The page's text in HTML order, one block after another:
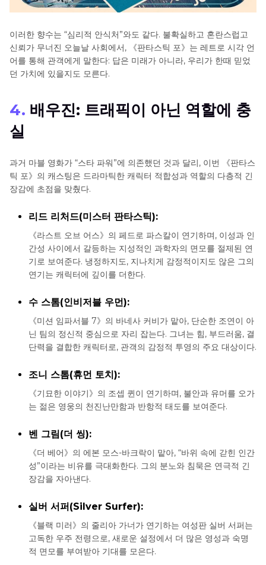
이러한 향수는 “심리적 안식처”와도 같다. 불확실하고 혼란스럽고
신뢰가 무너진 오늘날 사회에서, 《판타스틱 포》는 레트로 시각 언
어를 통해 관객에게 말한다: 답은 미래가 아니라, 우리가 한때 믿었
던 가치에 있을지도 모른다.
4. 배우진: 트래픽이 아닌 역할에 충
실
과거 마블 영화가 “스타 파워”에 의존했던 것과 달리, 이번 《판타스
틱 포》의 캐스팅은 드라마틱한 캐릭터 적합성과 역할의 다층적 긴
장감에 초점을 맞췄다.
리드 리처드(미스터 판타스틱):
《라스트 오브 어스》의 페드로 파스칼이 연기하며, 이성과 인
간성 사이에서 갈등하는 지성적인 과학자의 면모를 절제된 연
기로 보여준다. 냉정하지도, 지나치게 감정적이지도 않은 그의
연기는 캐릭터에 깊이를 더한다.
수 스톰(인비저블 우먼):
《미션 임파서블 7》의 바네사 커비가 맡아, 단순한 조연이 아
닌 팀의 정신적 중심으로 자리 잡는다. 그녀는 힘, 부드러움, 결
단력을 결합한 캐릭터로, 관객의 감정적 투영의 주요 대상이다.
조니 스톰(휴먼 토치):
《기묘한 이야기》의 조셉 퀸이 연기하며, 불안과 유머를 오가
는 젊은 영웅의 천진난만함과 반항적 태도를 보여준다.
벤 그림(더 씽):
《더 베어》의 에본 모스-바크락이 맡아, “바위 속에 갇힌 인간
성”이라는 비유를 극대화한다. 그의 분노와 침묵은 연극적 긴
장감을 자아낸다.
실버 서퍼(Silver Surfer):
《블랙 미러》의 줄리아 가너가 연기하는 여성판 실버 서퍼는
고독한 우주 전령으로, 새로운 설정에서 더 많은 영성과 숙명
적 면모를 부여받아 기대를 모은다.